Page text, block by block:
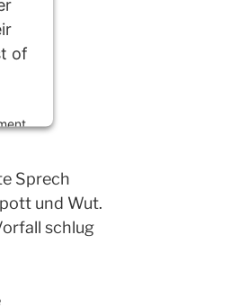
of
Sprech
und Wut.
schlug